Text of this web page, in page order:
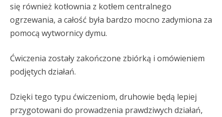
się również kotłownia z kotłem centralnego
ogrzewania, a całość była bardzo mocno zadymiona za
pomocą wytwornicy dymu.
Ćwiczenia zostały zakończone zbiórką i omówieniem
podjętych działań.
Dzięki tego typu ćwiczeniom, druhowie będą lepiej
przygotowani do prowadzenia prawdziwych działań,